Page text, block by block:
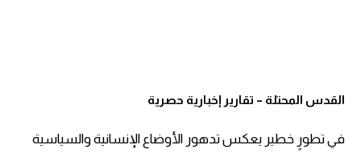
القدس المحتلة – تقارير إخبارية حصرية
في تطورٍ خطير يعكس تدهور الأوضاع الإنسانية والسياسية